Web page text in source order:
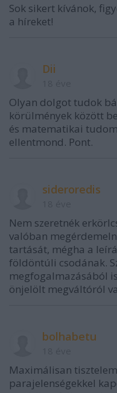
Sok sikert kívánok,
a híreket!
Dii
Olyan dolgot tudok
körülmények között
és matematikai
ellentmond. Pont.
sideroredis
Nem szeretnék
valóban
tartását, mégha a
földöntúli csodának.
megfogalmazásából
önjelölt megváltóról
bolhabetu
Maximálisan
parajelenségekkel